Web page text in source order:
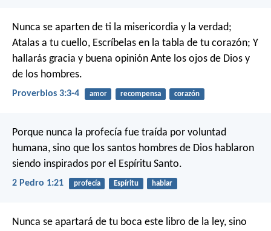
Nunca se aparten de ti la misericordia y la verdad;
Atalas a tu cuello, Escríbelas en la tabla de tu corazón; Y
hallarás gracia y buena opinión Ante los ojos de Dios y
de los hombres.
Proverbios 3:3-4 amor recompensa corazón
Porque nunca la profecía fue traída por voluntad
humana, sino que los santos hombres de Dios hablaron
siendo inspirados por el Espíritu Santo.
2 Pedro 1:21 profecía Espíritu hablar
Nunca se apartará de tu boca este libro de la ley, sino